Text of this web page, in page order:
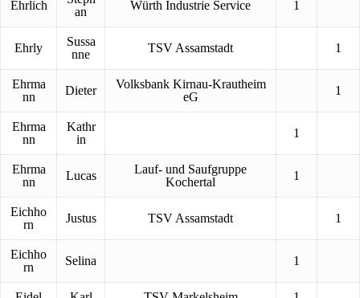
Ehrlich
an
Würth Industrie Service 1
Ehrly
Sussa
nne
TSV Assamstadt 1
Ehrma
nn
Dieter
Volksbank Kirnau-Krautheim
eG
1
Ehrma
nn
Kathr
in
1
Ehrma
nn
Lucas
Lauf- und Saufgruppe
Kochertal
1
Eichho
rn
Justus TSV Assamstadt 1
Eichho
rn
Selina 1